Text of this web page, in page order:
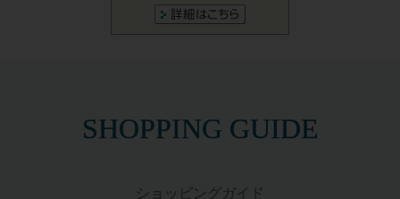
SHOPPING GUIDE